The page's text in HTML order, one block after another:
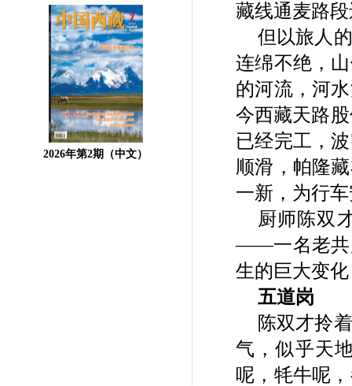
2026年第2期（中文）
藏线通麦路
但以旅人
连绵不绝，
的河流，河
今西藏天路
已经完工，
顺滑，帕隆
一新，为行
厨师陈双
——一名老共
生的巨大变
五道岗
陈双才拎
气，似乎天
呢，牦牛呢